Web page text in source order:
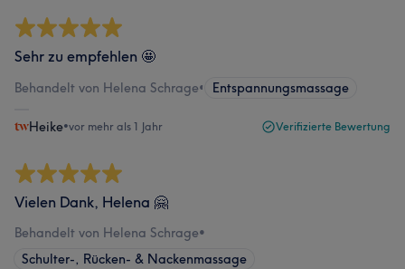
Sehr zu empfehlen 🤩
Behandelt von Helena Schrage• Entspannungsmassage
Heike•vor mehr als 1 Jahr Verifizierte Bewertung
Vielen Dank, Helena 🤗
Behandelt von Helena Schrage•
Schulter-, Rücken- & Nackenmassage